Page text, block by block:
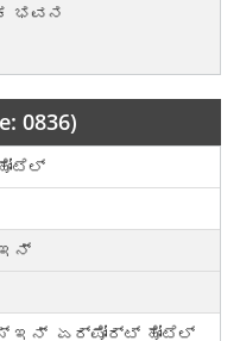
ಭವನ
0836)
ಇನ್ ಏರ್ಪೋರ್ಟ್ ಹೋಟೆಲ್